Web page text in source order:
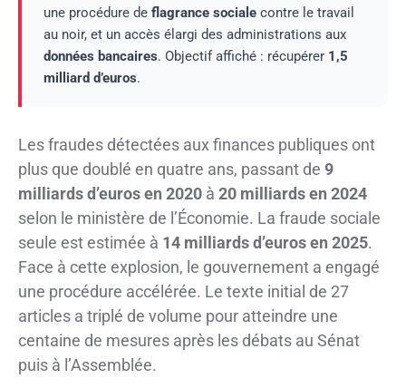
une procédure de flagrance sociale contre le travail
au noir, et un accès élargi des administrations aux
données bancaires. Objectif affiché : récupérer 1,5
milliard d’euros.
Les fraudes détectées aux finances publiques ont
plus que doublé en quatre ans, passant de 9
milliards d’euros en 2020 à 20 milliards en 2024
selon le ministère de l’Économie. La fraude sociale
seule est estimée à 14 milliards d’euros en 2025.
Face à cette explosion, le gouvernement a engagé
une procédure accélérée. Le texte initial de 27
articles a triplé de volume pour atteindre une
centaine de mesures après les débats au Sénat
puis à l’Assemblée.